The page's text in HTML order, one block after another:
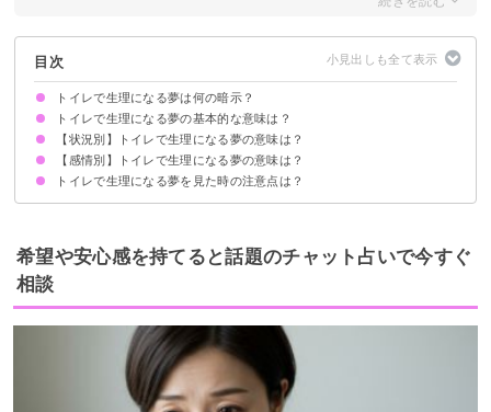
目次
トイレで生理になる夢は何の暗示？
トイレで生理になる夢の基本的な意味は？
金運上昇の暗示
状況や感情で意味が決まる
【状況別】トイレで生理になる夢の意味は？
トイレで生理になってナプキンを替える夢【吉夢】
妊娠中にトイレで生理になる夢【吉夢】
トイレで生理になって下着を汚す夢【警告夢】
トイレで生理になって大量の血が出る夢【吉夢】
閉経しているのにトイレで生理になる夢【吉夢】
【感情別】トイレで生理になる夢の意味は？
トイレで生理になり焦る夢【警告夢】
トイレで生理になり落ち着いている夢【吉夢】
トイレで生理になり嬉しくなる夢【吉夢】
トイレで生理になる夢を見た時の注意点は？
吉夢なら人に話さないようにする
希望や安心感を持てると話題のチャット占いで今すぐ
相談